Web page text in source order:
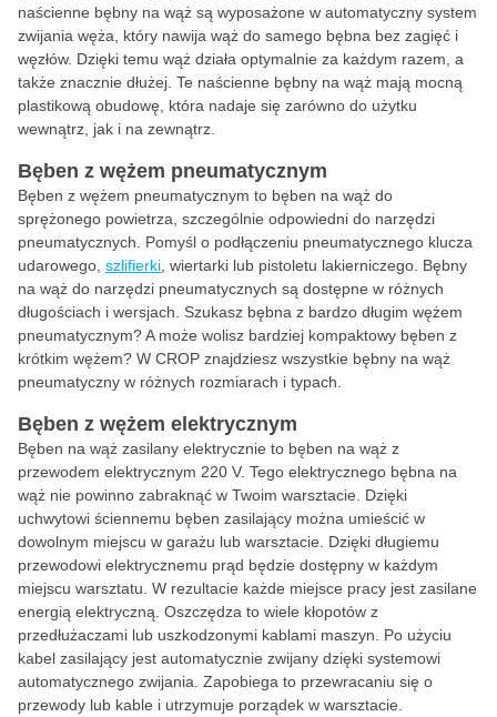
naścienne bębny na wąż są wyposażone w automatyczny system
zwijania węża, który nawija wąż do samego bębna bez zagięć i
węzłów. Dzięki temu wąż działa optymalnie za każdym razem, a
także znacznie dłużej. Te naścienne bębny na wąż mają mocną
plastikową obudowę, która nadaje się zarówno do użytku
wewnątrz, jak i na zewnątrz.
Bęben z wężem pneumatycznym
Bęben z wężem pneumatycznym to bęben na wąż do
sprężonego powietrza, szczególnie odpowiedni do narzędzi
pneumatycznych. Pomyśl o podłączeniu pneumatycznego klucza
udarowego, szlifierki , wiertarki lub pistoletu lakierniczego. Bębny
na wąż do narzędzi pneumatycznych są dostępne w różnych
długościach i wersjach. Szukasz bębna z bardzo długim wężem
pneumatycznym? A może wolisz bardziej kompaktowy bęben z
krótkim wężem? W CROP znajdziesz wszystkie bębny na wąż
pneumatyczny w różnych rozmiarach i typach.
Bęben z wężem elektrycznym
Bęben na wąż zasilany elektrycznie to bęben na wąż z
przewodem elektrycznym 220 V. Tego elektrycznego bębna na
wąż nie powinno zabraknąć w Twoim warsztacie. Dzięki
uchwytowi ściennemu bęben zasilający można umieścić w
dowolnym miejscu w garażu lub warsztacie. Dzięki długiemu
przewodowi elektrycznemu prąd będzie dostępny w każdym
miejscu warsztatu. W rezultacie każde miejsce pracy jest zasilane
energią elektryczną. Oszczędza to wiele kłopotów z
przedłużaczami lub uszkodzonymi kablami maszyn. Po użyciu
kabel zasilający jest automatycznie zwijany dzięki systemowi
automatycznego zwijania. Zapobiega to przewracaniu się o
przewody lub kable i utrzymuje porządek w warsztacie.